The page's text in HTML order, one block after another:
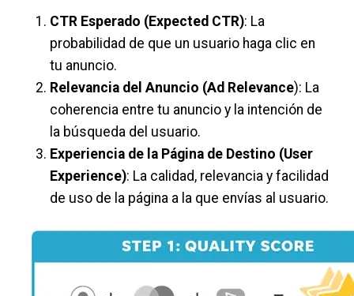
CTR Esperado (Expected CTR): La
probabilidad de que un usuario haga clic en
tu anuncio.
Relevancia del Anuncio (Ad Relevance): La
coherencia entre tu anuncio y la intención de
la búsqueda del usuario.
Experiencia de la Página de Destino (User
Experience): La calidad, relevancia y facilidad
de uso de la página a la que envías al usuario.